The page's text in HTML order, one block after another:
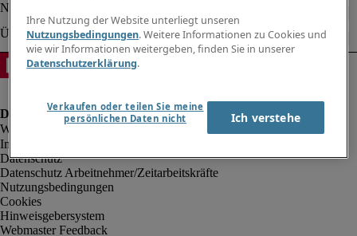
Impressum
Datenschutz
Datenschutz Arbeitnehmer/Zeitarbeitskräfte
Nutzungsbedingungen
Cookies
Hinweisgebersystem
Webmaster Feedback
Ihre Nutzung der Website unterliegt unseren
Nutzungsbedingungen. Weitere Informationen zu Cookies und
wie wir Informationen weitergeben, finden Sie in unserer
Datenschutzerklärung.
Verkaufen oder teilen Sie meine
persönlichen Daten nicht
Ich verstehe